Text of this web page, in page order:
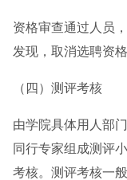
资格审查通过人员
发现，取消选聘资格
（四）测评考核
由学院具体用人部
同行专家组成测评
考核。测评考核一